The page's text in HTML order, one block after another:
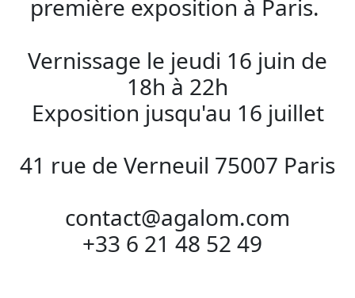
première exposition à Paris.
Vernissage le jeudi 16 juin de
18h à 22h
Exposition jusqu'au 16 juillet
41 rue de Verneuil 75007 Paris
contact@agalom.com
+33 6 21 48 52 49